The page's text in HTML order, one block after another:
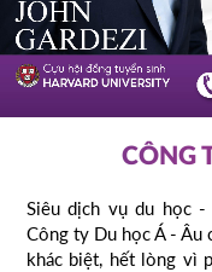
CÔNG
Siêu dịch vụ du học -
Công ty Du học Á - Âu
khác biệt, hết lòng vì